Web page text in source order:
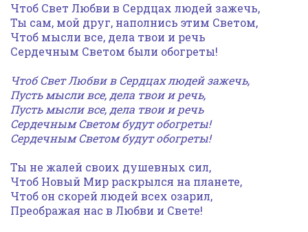
Чтоб Свет Любви в Сердцах людей зажечь,
Ты сам, мой друг, наполнись этим Светом,
Чтоб мысли все, дела твои и речь
Сердечным Светом были обогреты!
Чтоб Свет Любви в Сердцах людей зажечь,
Пусть мысли все, дела твои и речь,
Пусть мысли все, дела твои и речь
Сердечным Светом будут обогреты!
Сердечным Светом будут обогреты!
Ты не жалей своих душевных сил,
Чтоб Новый Мир раскрылся на планете,
Чтоб он скорей людей всех озарил,
Преображая нас в Любви и Свете!